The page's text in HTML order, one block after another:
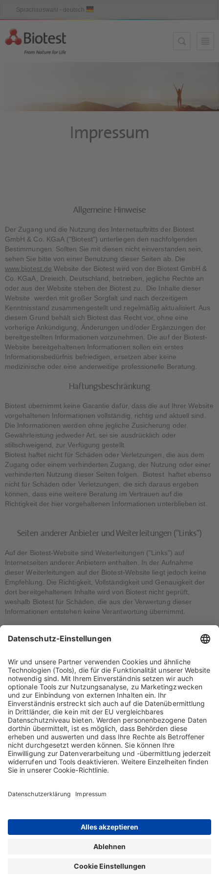
Impressum
Allgemeine Hinweise
Der Zugang und die Nutzung des Internetauftritts der Biotest
GmbH & Co. KGaA ("Biotest") unterliegen den nachfolgenden
Bestimmungen. Sollten Sie mit diesen nicht einverstanden sein,
sehen Sie bitte von einer Benutzung dieser Seiten ab. Die
www.biotest.de Website der Biotest wird von der Biotest GmbH &
Co. KGaA, Dreieich, Deutschland, betrieben, jegliche Rechte an
oder aus der Website stehen der Biotest zu. Die Inhalte dieser
Website werden mit großer Sorgfalt und nach derzeitigem
Kenntnisstand zusammengestellt und regelmäßig aktualisiert. Aus
diesem Grund behält sich Biotest das Recht vor, ohne eine
vorherige Ankündigung, Änderungen und/oder Ergänzungen der
bereitgestellten Informationen vorzunehmen. Die auf der Biotest-
Website bereitgehaltenen Informationen sollen ein erstes
Informationsbedürfnis befriedigen, ersetzen aber keine
medizinische oder eine anderweitige professionelle Beratung.
Haftungsbeschränkung
Biotest übernimmt keine Garantie dafür, dass die auf Ihrer Website
vorgehaltenen Informationen vollständig, richtig und aktuell sind.
Die Informationen werden ohne jegliche Zusicherung oder
Gewährleistung jedweder Art, sei sie ausdrücklich oder
stillschweigend, zur Verfügung gestellt.
Biotest haftet nicht für Schäden oder Verletzungen, die aus dem
Zugang oder einem verhinderten Zugang, der Nutzung oder einer
verhinderten Nutzung dieser Seiten folgen. Biotest haftet ebenso
nicht für Schäden oder Verletzungen, die sich daraus ergeben
können, dass eine weitere Beratung im Vertrauen auf die
Richtigkeit der hier vorgehaltenen Informationen unterblieben ist.
Seiten anderer Anbieter und Weiterleitungen ("Links")
Auf der Biotest-Website sind Weiterleitungen ("Links") auf
Internetseiten anderer Anbietern enthalten. In der Aufnahme
dieser Weiterleitungen auf der Biotest-Website liegt jedoch keine
Empfehlung. Die Richtigkeit, Vollständigkeit und Genauigkeit der
dort bereitgehaltenen Inhalte wird von Biotest nicht geprüft,
weshalb Biotest für Schäden, die aus der Verwertung dieser
Informationen entstehen keine Verantwortung übernimmt.
Nutzung der Bereitgehaltenen Informationen
Biotest gestattet die Nutzung sämtlicher auf der Website
bereitgehaltenen Informationen, soweit diese vollständig, d.h.
ohne Hinzufügungen oder Streichungen und mit dem
Copyrightvermerk der Biotest ("© Biotest GmbH & Co. KGaA)
versehen, und nur zu persönlichen und rein informativen Zwecken
erfolgt.
Persönliche Daten
Informationen zum Umgang mit personenbezogenen Daten finden
Sie in derDatenschutzerklärung.
Datenschutz Cookie-ErklÃ¤rung
Nutzungsbedingungen
Copyright © 2026 Biotest GmbH & Co. KGaA. Alle Rechte vorbehalten. Biotest
GmbH & Co. KGaA ist Inhaberin sämtlicher Marken und geschäftlichen